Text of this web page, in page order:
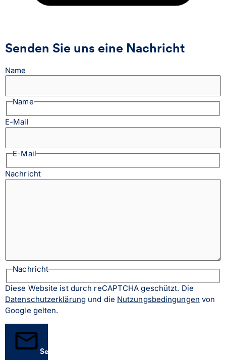
Senden Sie uns eine Nachricht
Name
Name
E-Mail
E-Mail
Nachricht
Nachricht
Diese Website ist durch reCAPTCHA geschützt. Die
Datenschutzerklärung und die Nutzungsbedingungen von
Google gelten.
Senden